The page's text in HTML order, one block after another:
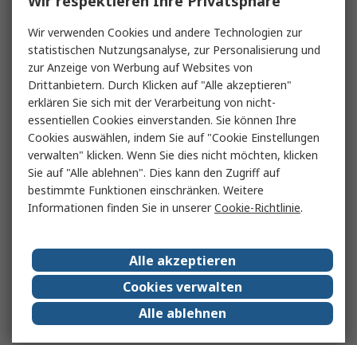
Wir verwenden Cookies und andere Technologien zur
statistischen Nutzungsanalyse, zur Personalisierung und
zur Anzeige von Werbung auf Websites von
Drittanbietern. Durch Klicken auf "Alle akzeptieren"
erklären Sie sich mit der Verarbeitung von nicht-
essentiellen Cookies einverstanden. Sie können Ihre
Cookies auswählen, indem Sie auf "Cookie Einstellungen
verwalten" klicken. Wenn Sie dies nicht möchten, klicken
Sie auf "Alle ablehnen". Dies kann den Zugriff auf
bestimmte Funktionen einschränken. Weitere
Informationen finden Sie in unsererCookie-Richtlinie.
Alle akzeptieren
Cookies verwalten
Alle ablehnen